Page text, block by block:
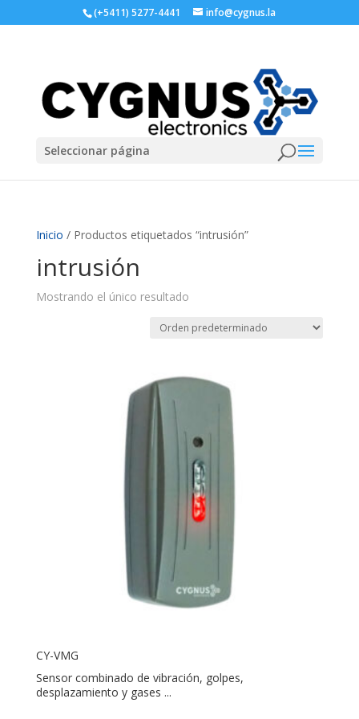
(+5411) 5277-4441 info@cygnus.la
Seleccionar página
Inicio / Productos etiquetados “intrusión”
intrusión
Mostrando el único resultado
CY-VMG
Sensor combinado de vibración, golpes,
desplazamiento y gases ...